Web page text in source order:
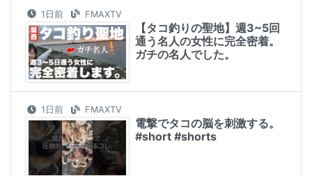
1日前 FMAXTV
【タコ釣りの聖地】週3~5回
通う名人の女性に完全密着。
ガチの名人でした。
1日前 FMAXTV
電撃でタコの脳を刺激する。
#short #shorts